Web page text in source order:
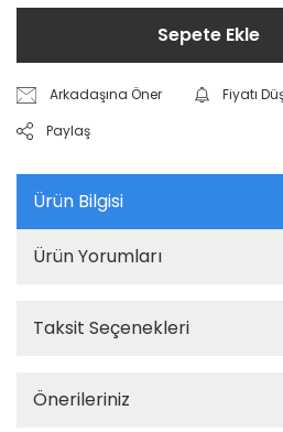
Sepete Ekle
Arkadaşına Öner
Fiyatı
Paylaş
Ürün Bilgisi
Ürün Yorumları
Taksit Seçenekleri
Önerileriniz